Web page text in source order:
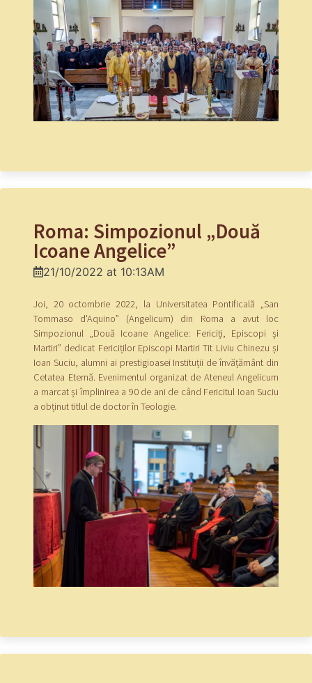
Roma: Simpozionul „Două
Icoane Angelice”
21/10/2022 at 10:13AM
Joi, 20 octombrie 2022, la Universitatea Pontificală „San
Tommaso d'Aquino” (Angelicum) din Roma a avut loc
Simpozionul „Două Icoane Angelice: Fericiți, Episcopi și
Martiri” dedicat Fericiților Episcopi Martiri Tit Liviu Chinezu și
Ioan Suciu, alumni ai prestigioasei Instituții de învățământ din
Cetatea Eternă. Evenimentul organizat de Ateneul Angelicum
a marcat și împlinirea a 90 de ani de când Fericitul Ioan Suciu
a obținut titlul de doctor în Teologie.